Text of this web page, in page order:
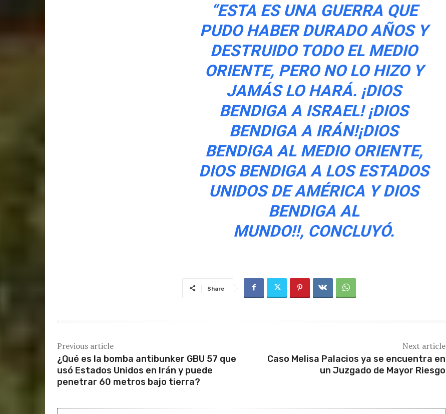
“ESTA ES UNA GUERRA QUE
PUDO HABER DURADO AÑOS Y
DESTRUIDO TODO EL MEDIO
ORIENTE, PERO NO LO HIZO Y
JAMÁS LO HARÁ. ¡DIOS
BENDIGA A ISRAEL! ¡DIOS
BENDIGA A IRÁN!¡DIOS
BENDIGA AL MEDIO ORIENTE,
DIOS BENDIGA A LOS ESTADOS
UNIDOS DE AMÉRICA Y DIOS
BENDIGA AL
MUNDO!!, CONCLUYÓ.
Share
Previous article
¿Qué es la bomba antibunker GBU 57 que
usó Estados Unidos en Irán y puede
penetrar 60 metros bajo tierra?
Next article
Caso Melisa Palacios ya se encuentra en
un Juzgado de Mayor Riesgo